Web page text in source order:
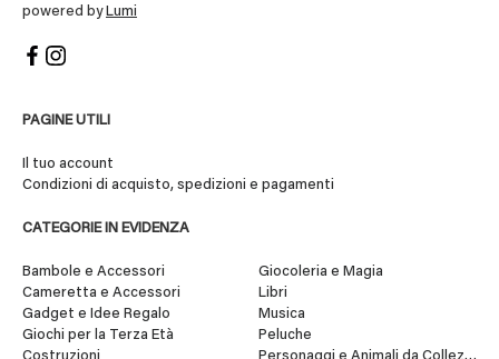
powered by Lumi
PAGINE UTILI
Il tuo account
Condizioni di acquisto, spedizioni e pagamenti
CATEGORIE IN EVIDENZA
Bambole e Accessori
Cameretta e Accessori
Gadget e Idee Regalo
Giochi per la Terza Età
Costruzioni
Giocoleria e Magia
Libri
Musica
Peluche
Personaggi e Animali da Collezione